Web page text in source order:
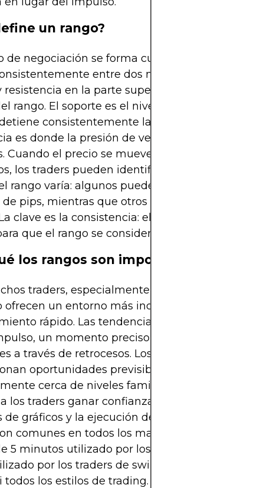
un rango?
de negociación se forma cuando un par de
entre dos niveles: soporte en la
resistencia en la parte superior. Estos niveles
rango. El soporte es el nivel donde la presión
consistentemente las caídas, mientras
es donde la presión de venta limita
Cuando el precio se mueve entre estos niveles
los traders pueden identificar un mercado en
rango varía: algunos pueden abarcar solo unas
de pips, mientras que otros se extienden a
clave es la consistencia: el precio debe
que el rango se considere válido.
los rangos son importantes en
traders, especialmente principiantes, los
ofrecen un entorno más indulgente que las
rápido. Las tendencias a menudo
un momento preciso y la disciplina para
a través de retrocesos. Los rangos, por el
oportunidades previsibles ya que el precio
cerca de niveles familiares. Esta
los traders ganar confianza en el
de gráficos y la ejecución de operaciones.
comunes en todos los marcos de tiempo,
5 minutos utilizado por los scalpers hasta el
por los traders de swing, haciéndolos
todos los estilos de trading.